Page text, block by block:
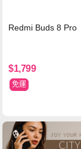
Redmi Buds 8 Pro
$1,799
免運